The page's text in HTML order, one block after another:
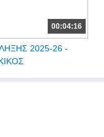
00:04:16
2025-26 -